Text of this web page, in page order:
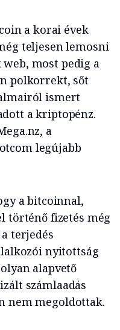
a korai évek
teljesen lemosni
most pedig a
polkorrekt, sőt
ismert
a kriptopénz.
a
legújabb
a bitcoinnal,
történő fizetés még
terjedés
nyitottság
alapvető
számlaadás
nem megoldottak.